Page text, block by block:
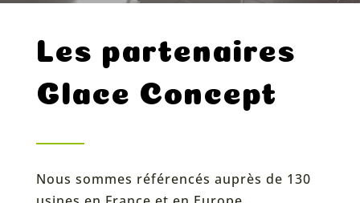
Les partenaires
Glace Concept
Nous sommes référencés auprès de 130